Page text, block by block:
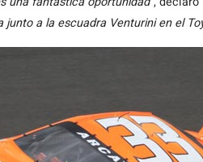
junto a la escuadra Venturini en el